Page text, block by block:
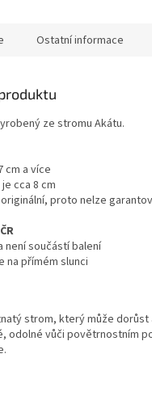
Ostatní informace
ze stromu Akátu.
cm a více
cca 8 cm
proto nelze
není součástí balení
na přímém slunci
strom, který může
odolné vůči povětrnostním